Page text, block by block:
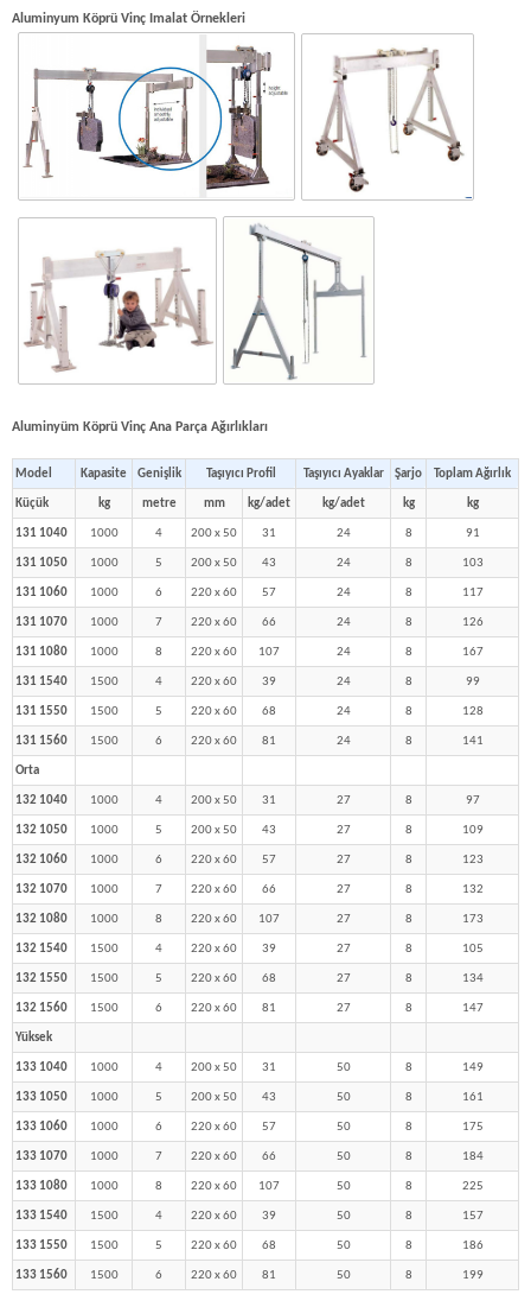
Aluminyum Köprü Vinç Imalat Örnekleri
Aluminyüm Köprü Vinç Ana Parça Ağırlıkları
Model Kapasite Genişlik Taşıyıcı Profil Taşıyıcı Ayaklar Şarjo Toplam Ağırlık
Küçük kg metre mm kg/adet kg/adet kg kg
131 1040 1000 4 200 x 50 31 24 8 91
131 1050 1000 5 200 x 50 43 24 8 103
131 1060 1000 6 220 x 60 57 24 8 117
131 1070 1000 7 220 x 60 66 24 8 126
131 1080 1000 8 220 x 60 107 24 8 167
131 1540 1500 4 220 x 60 39 24 8 99
131 1550 1500 5 220 x 60 68 24 8 128
131 1560 1500 6 220 x 60 81 24 8 141
Orta
132 1040 1000 4 200 x 50 31 27 8 97
132 1050 1000 5 200 x 50 43 27 8 109
132 1060 1000 6 220 x 60 57 27 8 123
132 1070 1000 7 220 x 60 66 27 8 132
132 1080 1000 8 220 x 60 107 27 8 173
132 1540 1500 4 220 x 60 39 27 8 105
132 1550 1500 5 220 x 60 68 27 8 134
132 1560 1500 6 220 x 60 81 27 8 147
Yüksek
133 1040 1000 4 200 x 50 31 50 8 149
133 1050 1000 5 200 x 50 43 50 8 161
133 1060 1000 6 220 x 60 57 50 8 175
133 1070 1000 7 220 x 60 66 50 8 184
133 1080 1000 8 220 x 60 107 50 8 225
133 1540 1500 4 220 x 60 39 50 8 157
133 1550 1500 5 220 x 60 68 50 8 186
133 1560 1500 6 220 x 60 81 50 8 199